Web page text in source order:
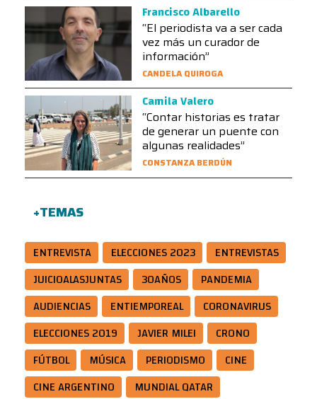
Francisco Albarello
“El periodista va a ser cada
vez más un curador de
información”
CANDELA QUIROGA
Camila Valero
“Contar historias es tratar
de generar un puente con
algunas realidades”
CONSTANZA BERDÚN
+TEMAS
ENTREVISTA ELECCIONES 2023
ENTREVISTAS
JUICIOALASJUNTAS
30AÑOS
PANDEMIA
AUDIENCIAS
ENTIEMPOREAL
CORONAVIRUS
ELECCIONES 2019
JAVIER MILEI
CRONO
FÚTBOL
MÚSICA PERIODISMO
CINE
CINE ARGENTINO
MUNDIAL QATAR